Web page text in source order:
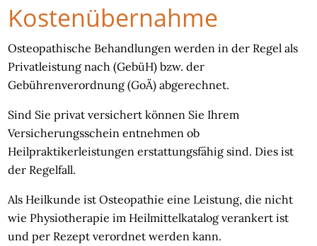
Kostenübernahme
Osteopathische Behandlungen werden in der Regel als
Privatleistung nach (GebüH) bzw. der
Gebührenverordnung (GoÄ) abgerechnet.
Sind Sie privat versichert können Sie Ihrem
Versicherungsschein entnehmen ob
Heilpraktikerleistungen erstattungsfähig sind. Dies ist
der Regelfall.
Als Heilkunde ist Osteopathie eine Leistung, die nicht
wie Physiotherapie im Heilmittelkatalog verankert ist
und per Rezept verordnet werden kann.